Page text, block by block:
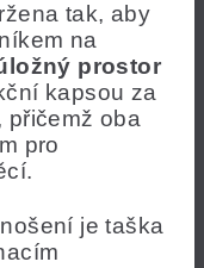
tak, aby
na
prostor
kapsou za
přičemž oba
pro
je taška